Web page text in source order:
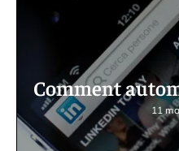
Comment
11